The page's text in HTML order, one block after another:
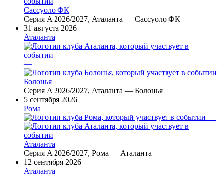
Сассуоло ФК
Серия A 2026/2027, Аталанта — Сассуоло ФК
31 августа 2026
Аталанта
—
Болонья
Серия A 2026/2027, Аталанта — Болонья
5 сентября 2026
Рома
—
Аталанта
Серия A 2026/2027, Рома — Аталанта
12 сентября 2026
Аталанта